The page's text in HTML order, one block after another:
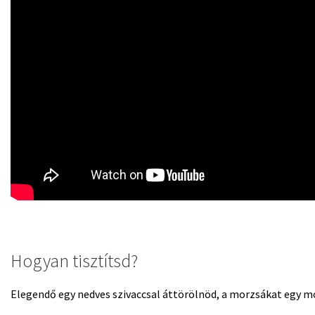
Hogyan tisztítsd?
Elegendő egy nedves szivaccsal áttörölnöd, a morzsákat egy